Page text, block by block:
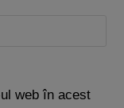
web în acest